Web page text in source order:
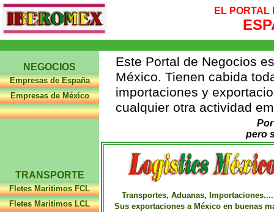
EL PORTAL
NEGOCIOS
Empresas de España
Empresas de México
TRANSPORTE
Fletes Maritimos FCL
Fletes Maritimos LCL
Este Portal de Negocios
México. Tienen cabida
importaciones y
cualquier otra actividad
pero
Transportes, Aduanas,
Sus exportaciones a México en buenas